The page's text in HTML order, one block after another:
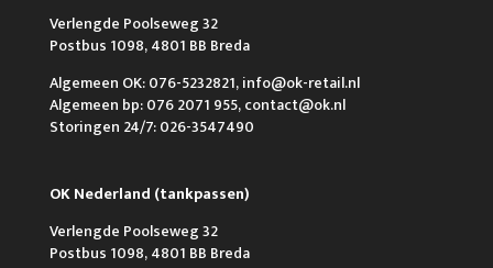
Verlengde Poolseweg 32
Postbus 1098, 4801 BB Breda
Algemeen OK: 076-5232821, info@ok-retail.nl
Algemeen bp: 076 2071 955, contact@ok.nl
Storingen 24/7: 026-3547490
OK Nederland (tankpassen)
Verlengde Poolseweg 32
Postbus 1098, 4801 BB Breda